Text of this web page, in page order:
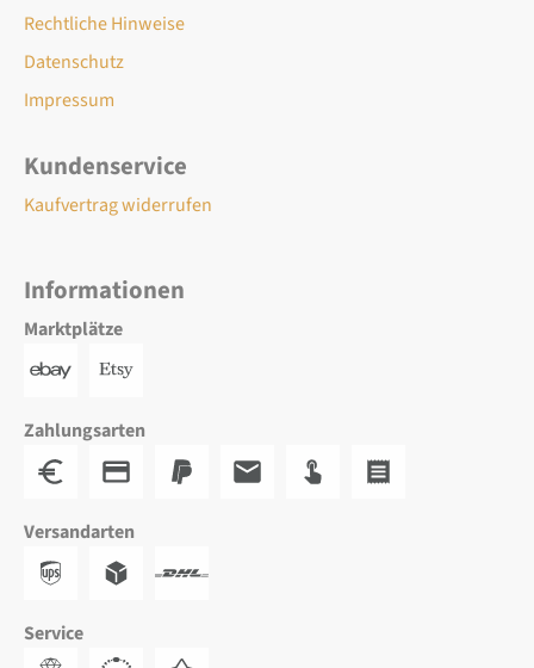
Rechtliche Hinweise
Datenschutz
Impressum
Kundenservice
Kaufvertrag widerrufen
Informationen
Marktplätze
Zahlungsarten
Versandarten
Service